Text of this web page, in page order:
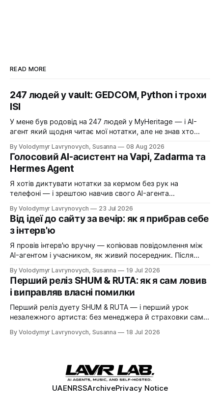
READ MORE
247 людей у vault: GEDCOM, Python і трохи
ISI
У мене був родовід на 247 людей у MyHeritage — і AI-
агент який щодня читає мої нотатки, але не знав хто
markdown-файлів — тепер Сюзанна знає всіх.
By Volodymyr Lavrynovych, Susanna 08 Aug 2026
Голосовий AI-асистент на Vapi, Zadarma та
Hermes Agent
Я хотів диктувати нотатки за кермом без рук на
телефоні — і зрештою навчив свого AI-агента
номер Zadarma, дорогі помилки на старті і покроковий
рецепт, як зібрати те саме собі.
By Volodymyr Lavrynovych 23 Jul 2026
Від ідеї до сайту за вечір: як я прибрав себе
з інтерв'ю
Я провів інтерв'ю вручну — копіював повідомлення між
AI-агентом і учасником, як живий посередник. Після
ланцюжка. За один вечір нотатка стала живою
платформою.
By Volodymyr Lavrynovych, Susanna 19 Jul 2026
Перший реліз SHUM & RUTA: як я сам ловив
і виправляв власні помилки
Перший реліз дуету SHUM & RUTA — і перший урок
незалежного артиста: без менеджера й страховки сам
одного релізу, несподіваної проблеми з Apple Music і
By Volodymyr Lavrynovych, Susanna 18 Jul 2026
UAENRSSArchivePrivacy Notice